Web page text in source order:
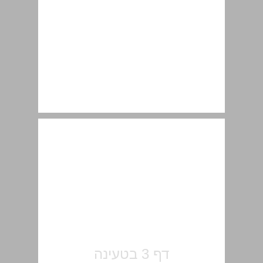
חלק א' - טורים אינסופיים ... 8